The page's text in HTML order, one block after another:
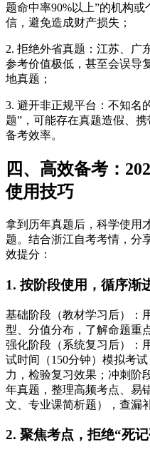
题命中率90%以上”的机构
信，避免造成财产损失；
2. 拒绝外省真题：江苏、广
参考价值极低，甚至会误导
地真题；
3. 避开非正规平台：不知名
题”，可能存在真题造假、
备考效率。
四、高效备考：
使用技巧
拿到历年真题后，科学使用
题。结合浙江自考考情，分
效提分：
1. 按阶段使用，循序渐
基础阶段（教材学习后）：
型、分值分布，了解命题重
强化阶段（系统复习后）：
试时间（150分钟）模拟考
力，检验复习效果；冲刺阶
年真题，整理高频考点、易
文、专业课简析题），查漏
2. 聚焦考点，拒绝“死